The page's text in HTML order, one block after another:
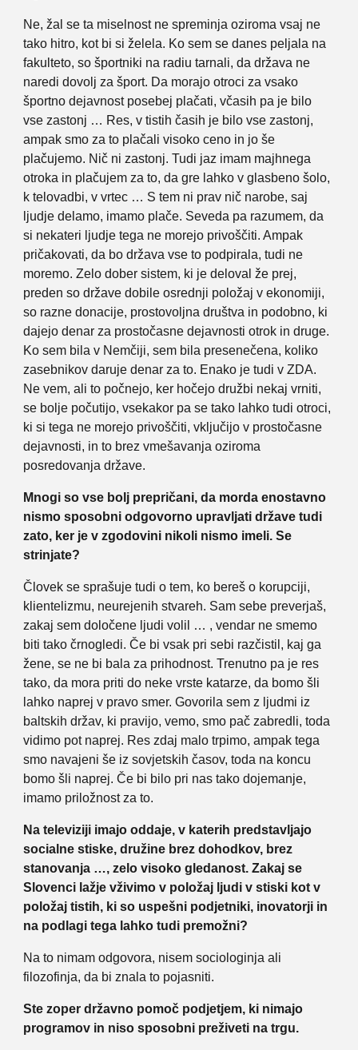
Ne, žal se ta miselnost ne spreminja oziroma vsaj ne
tako hitro, kot bi si želela. Ko sem se danes peljala na
fakulteto, so športniki na radiu tarnali, da država ne
naredi dovolj za šport. Da morajo otroci za vsako
športno dejavnost posebej plačati, včasih pa je bilo
vse zastonj … Res, v tistih časih je bilo vse zastonj,
ampak smo za to plačali visoko ceno in jo še
plačujemo. Nič ni zastonj. Tudi jaz imam majhnega
otroka in plačujem za to, da gre lahko v glasbeno šolo,
k telovadbi, v vrtec … S tem ni prav nič narobe, saj
ljudje delamo, imamo plače. Seveda pa razumem, da
si nekateri ljudje tega ne morejo privoščiti. Ampak
pričakovati, da bo država vse to podpirala, tudi ne
moremo. Zelo dober sistem, ki je deloval že prej,
preden so države dobile osrednji položaj v ekonomiji,
so razne donacije, prostovoljna društva in podobno, ki
dajejo denar za prostočasne dejavnosti otrok in druge.
Ko sem bila v Nemčiji, sem bila presenečena, koliko
zasebnikov daruje denar za to. Enako je tudi v ZDA.
Ne vem, ali to počnejo, ker hočejo družbi nekaj vrniti,
se bolje počutijo, vsekakor pa se tako lahko tudi otroci,
ki si tega ne morejo privoščiti, vključijo v prostočasne
dejavnosti, in to brez vmešavanja oziroma
posredovanja države.
Mnogi so vse bolj prepričani, da morda enostavno
nismo sposobni odgovorno upravljati države tudi
zato, ker je v zgodovini nikoli nismo imeli. Se
strinjate?
Človek se sprašuje tudi o tem, ko bereš o korupciji,
klientelizmu, neurejenih stvareh. Sam sebe preverjaš,
zakaj sem določene ljudi volil … , vendar ne smemo
biti tako črnogledi. Če bi vsak pri sebi razčistil, kaj ga
žene, se ne bi bala za prihodnost. Trenutno pa je res
tako, da mora priti do neke vrste katarze, da bomo šli
lahko naprej v pravo smer. Govorila sem z ljudmi iz
baltskih držav, ki pravijo, vemo, smo pač zabredli, toda
vidimo pot naprej. Res zdaj malo trpimo, ampak tega
smo navajeni še iz sovjetskih časov, toda na koncu
bomo šli naprej. Če bi bilo pri nas tako dojemanje,
imamo priložnost za to.
Na televiziji imajo oddaje, v katerih predstavljajo
socialne stiske, družine brez dohodkov, brez
stanovanja …, zelo visoko gledanost. Zakaj se
Slovenci lažje vživimo v položaj ljudi v stiski kot v
položaj tistih, ki so uspešni podjetniki, inovatorji in
na podlagi tega lahko tudi premožni?
Na to nimam odgovora, nisem sociologinja ali
filozofinja, da bi znala to pojasniti.
Ste zoper državno pomoč podjetjem, ki nimajo
programov in niso sposobni preživeti na trgu.